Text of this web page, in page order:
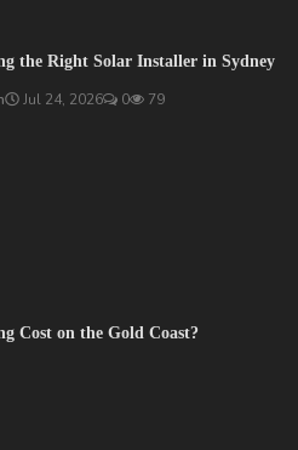
the Right Solar Installer in Sydney
Jul 24, 2026 0 79
Cost on the Gold Coast?